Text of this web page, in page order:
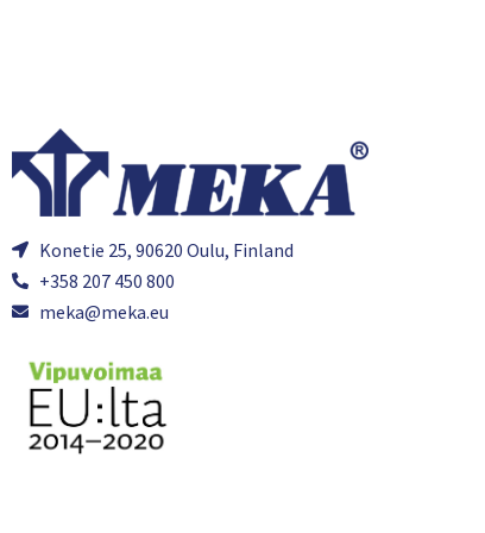
Konetie 25, 90620 Oulu, Finland
+358 207 450 800
meka@meka.eu